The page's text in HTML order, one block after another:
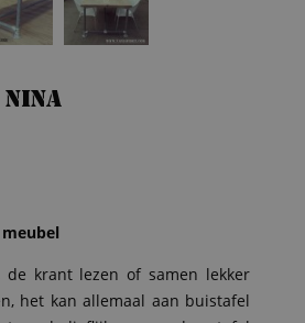
de krant lezen of samen lekker
het kan allemaal aan buistafel